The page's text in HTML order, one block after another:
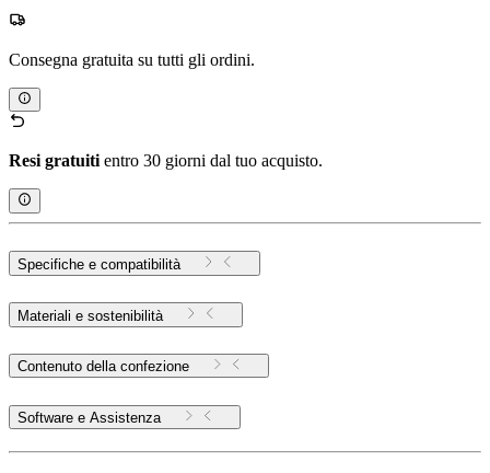
Consegna gratuita su tutti gli ordini.
Resi gratuitientro 30 giorni dal tuo acquisto.
Specifiche e compatibilità
Materiali e sostenibilità
Contenuto della confezione
Software e Assistenza